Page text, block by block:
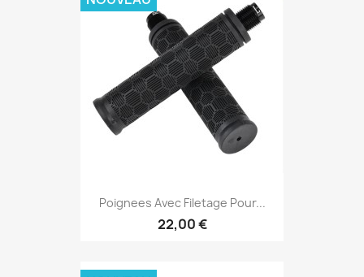
Poignees Avec Filetage Pour...
22,00 €